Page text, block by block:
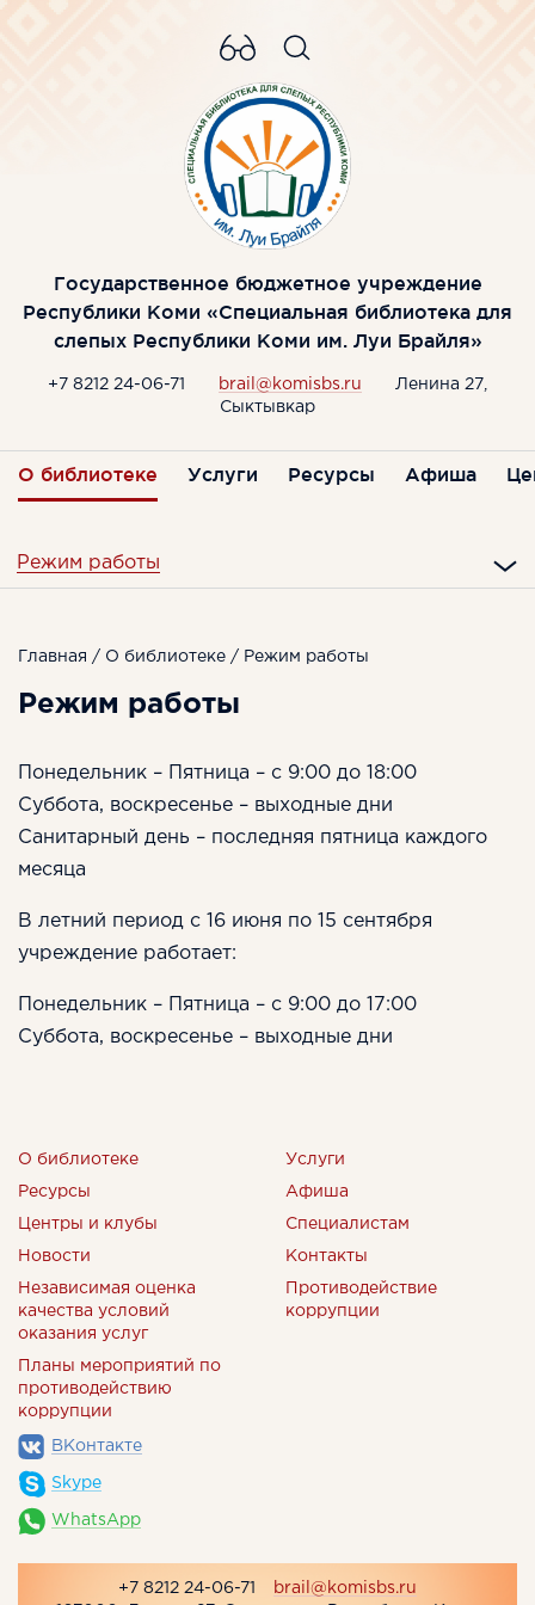
+7 8212 24-06-71 brail@komisbs.ru
Ленина 27,
Сыктывкар
Государственное бюджетное учреждение
Республики Коми «Специальная библиотека для
слепых Республики Коми им. Луи Брайля»
О библиотеке Услуги Ресурсы Афиша
Режим работы
Главная / О библиотеке / Режим работы
Режим работы
Понедельник – Пятница – с 9:00 до 18:00
Суббота, воскресенье – выходные дни
Санитарный день – последняя пятница каждого
месяца
В летний период с 16 июня по 15 сентября
учреждение работает:
Понедельник – Пятница – с 9:00 до 17:00
Суббота, воскресенье – выходные дни
О библиотеке Услуги
Ресурсы Афиша
Центры и клубы Специалистам
Новости Контакты
Независимая оценка
качества условий
оказания услуг
Противодействие
коррупции
Планы мероприятий по
противодействию
коррупции
ВКонтакте
Skype
WhatsApp
+7 8212 24-06-71
brail@komisbs.ru